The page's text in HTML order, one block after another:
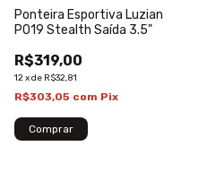
Ponteira Esportiva Luzian
P019 Stealth Saída 3.5"
R$319,00
12xde R$32,81
R$303,05 com Pix